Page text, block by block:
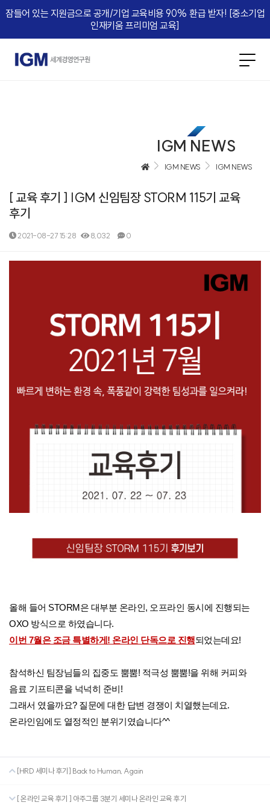
잠들어 있는 지원금으로 공개/기업 교육비용 90% 환급 받자! [중소기업
인재키움 프리미엄 교육]​
IGM NEWS
IGM NEWS IGM NEWS
[ 교육 후기 ] IGM 신임팀장 STORM 115기 교육
후기
2021-08-27 15:28 8,032 0
올해 들어 STORM은 대부분 온라인, 오프라인 동시에 진행되는
OXO 방식으로 하였습니다.
이번 7월은 조금 특별하게! 온라인 단독으로 진행되었는데요!
참석하신 팀장님들의 집중도 뿜뿜! 적극성 뿜뿜!을 위해 커피와
음료 기프티콘을 넉넉히 준비!
그래서 였을까요? 질문에 대한 답변 경쟁이 치열했는데요.
온라인임에도 열정적인 분위기였습니다^^
[HRD 세미나 후기] Back to Human, Again
[ 온라인 교육 후기 ] 아주그룹 3분기 세미나 온라인 교육 후기